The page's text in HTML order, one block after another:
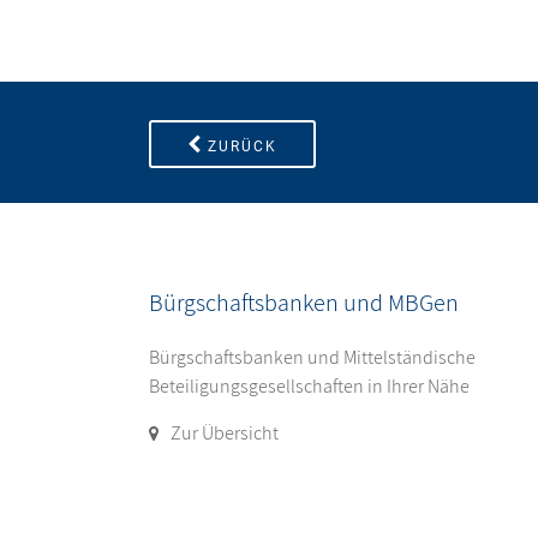
ZURÜCK
Bürgschaftsbanken und MBGen
Bürgschaftsbanken und Mittelständische
Beteiligungsgesellschaften in Ihrer Nähe
Zur Übersicht